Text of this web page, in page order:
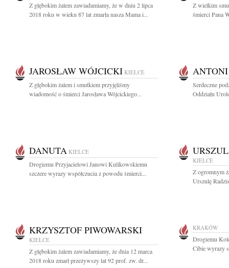
Z głębokim żalem zawiadamiamy, że w dniu 2 lipca
2018 roku w wieku 87 lat zmarła nasza Mama i...
Z wielkim
śmierci Pana
JAROSŁAW WÓJCICKI KIELCE
Z głębokim żalem i smutkiem przyjęliśmy
wiadomość o śmierci Jarosława Wójcickiego...
Serdeczne
Oddziału
DANUTA KIELCE
Drogiemu Przyjacielowi Janowi Kulikowskiemu
szczere wyrazy współczucia z powodu śmierci...
KIELCE
Z ogromnym
Urszulę
KRZYSZTOF PIWOWARSKI
KIELCE
Z głębokim żalem zawiadamiamy, że dnia 12 marca
2018 roku zmarł przeżywszy lat 92 prof. zw. dr...
KRAKÓW
Drogiemu
Cibie wyrazy